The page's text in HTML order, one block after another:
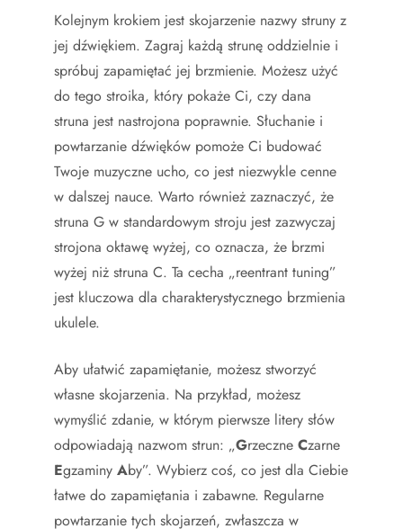
Kolejnym krokiem jest skojarzenie nazwy struny z
jej dźwiękiem. Zagraj każdą strunę oddzielnie i
spróbuj zapamiętać jej brzmienie. Możesz użyć
do tego stroika, który pokaże Ci, czy dana
struna jest nastrojona poprawnie. Słuchanie i
powtarzanie dźwięków pomoże Ci budować
Twoje muzyczne ucho, co jest niezwykle cenne
w dalszej nauce. Warto również zaznaczyć, że
struna G w standardowym stroju jest zazwyczaj
strojona oktawę wyżej, co oznacza, że brzmi
wyżej niż struna C. Ta cecha „reentrant tuning”
jest kluczowa dla charakterystycznego brzmienia
ukulele.
Aby ułatwić zapamiętanie, możesz stworzyć
własne skojarzenia. Na przykład, możesz
wymyślić zdanie, w którym pierwsze litery słów
odpowiadają nazwom strun: „Grzeczne Czarne
Egzaminy Aby”. Wybierz coś, co jest dla Ciebie
łatwe do zapamiętania i zabawne. Regularne
powtarzanie tych skojarzeń, zwłaszcza w